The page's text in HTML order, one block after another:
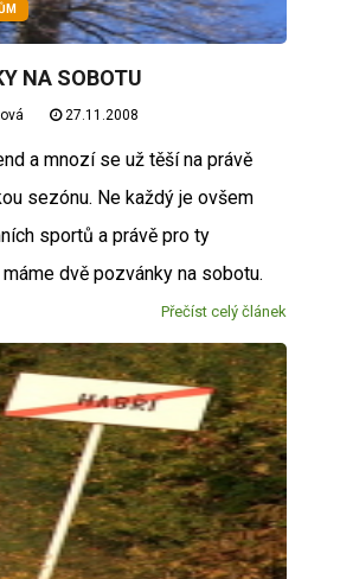
NA SOBOTU
27.11.2008
a mnozí se už těší na právě
sezónu. Ne každý je ovšem
sportů a právě pro ty
dvě pozvánky na sobotu.
Přečíst celý článek